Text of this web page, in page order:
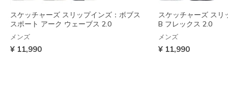
スケッチャーズ スリップインズ：ボブス
スポート アーク ウェーブス 2.0
メンズ
¥ 11,990
スケッチャーズ スリ
B フレックス 2.0
メンズ
¥ 11,990